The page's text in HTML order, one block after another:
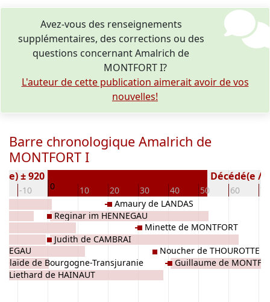
Avez-vous des renseignements
supplémentaires, des corrections ou des
questions concernant Amalrich de
MONTFORT I?
L'auteur de cette publication aimerait avoir de vos
nouvelles!
Barre chronologique Amalrich de
MONTFORT I
-10 0 10 20 30 40 50 60 70
± 920 Décédé(e /
de Bourgogne-Transjuranie
Liethard de HAINAUT
Reginar im HENNEGAU
Judith de CAMBRAI
Amaury de LANDAS
Minette de MONTFORT
Noucher de THOUROTTE
Guillaume de